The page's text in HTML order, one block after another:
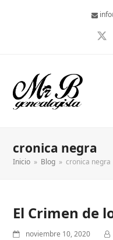
cronica negra
Inicio » Blog » cronica negra
El Crimen de
noviembre 10, 2020